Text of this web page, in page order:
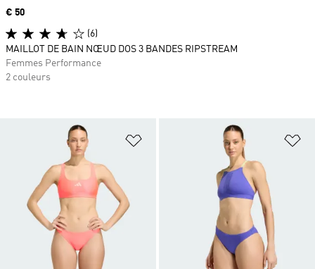
Ajouter à la Liste de produits
Prix
€ 50
(6)
MAILLOT DE BAIN NŒUD DOS 3 BANDES RIPSTREAM
Femmes Performance
2 couleurs